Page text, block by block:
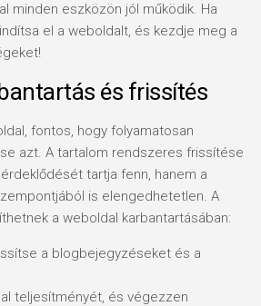
minden eszközön jól működik. Ha
el a weboldalt, és kezdje meg a
és frissítés
fontos, hogy folyamatosan
azt. A tartalom rendszeres frissítése
tartja fenn, hanem a
is elengedhetetlen. A
a weboldal karbantartásában:
a blogbejegyzéseket és a
teljesítményét, és végezzen